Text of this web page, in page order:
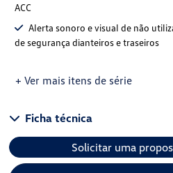
ACC
Alerta sonoro e visual de não
de segurança dianteiros e traseiros
+ Ver mais itens de série
Ficha técnica
Solicitar uma